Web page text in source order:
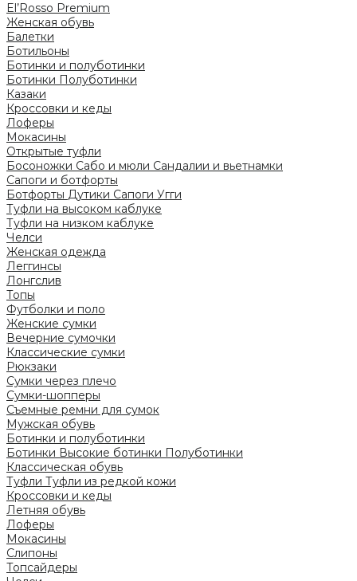
El’Rosso Premium
Женская обувь
Балетки
Ботильоны
Ботинки и полуботинки
Ботинки Полуботинки
Казаки
Кроссовки и кеды
Лоферы
Мокасины
Открытые туфли
Босоножки Сабо и мюли Сандалии и вьетнамки
Сапоги и ботфорты
Ботфорты Дутики Сапоги Угги
Туфли на высоком каблуке
Туфли на низком каблуке
Челси
Женская одежда
Леггинсы
Лонгслив
Топы
Футболки и поло
Женские сумки
Вечерние сумочки
Классические сумки
Рюкзаки
Сумки через плечо
Сумки-шопперы
Съемные ремни для сумок
Мужская обувь
Ботинки и полуботинки
Ботинки Высокие ботинки Полуботинки
Классическая обувь
Туфли Туфли из редкой кожи
Кроссовки и кеды
Летняя обувь
Лоферы
Мокасины
Слипоны
Топсайдеры